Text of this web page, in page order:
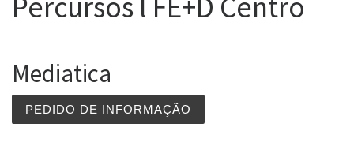
Mediatica
PEDIDO DE INFORMAÇÃO